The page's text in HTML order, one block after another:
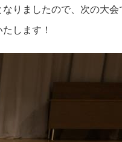
りましたので、次の大会
します！